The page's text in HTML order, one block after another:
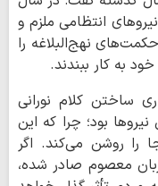
انتظامی ملزم و
۱۲ حکمت از حکمت‌های نهج‌البلاغه را
به کار ببندند.
ساختن کلام نورانی
بود؛ چرا که این
را روشن می‌کند. اگر
معصوم صادر شده،